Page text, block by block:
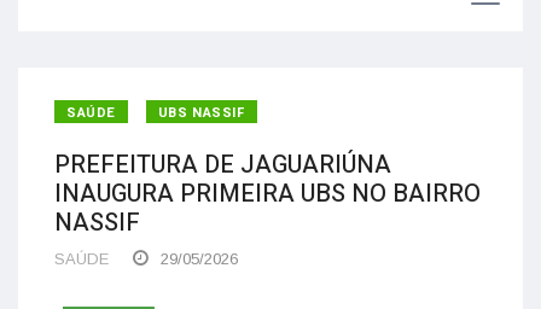
SAÚDE UBS NASSIF
PREFEITURA DE JAGUARIÚNA
INAUGURA PRIMEIRA UBS NO BAIRRO
NASSIF
SAÚDE 29/05/2026